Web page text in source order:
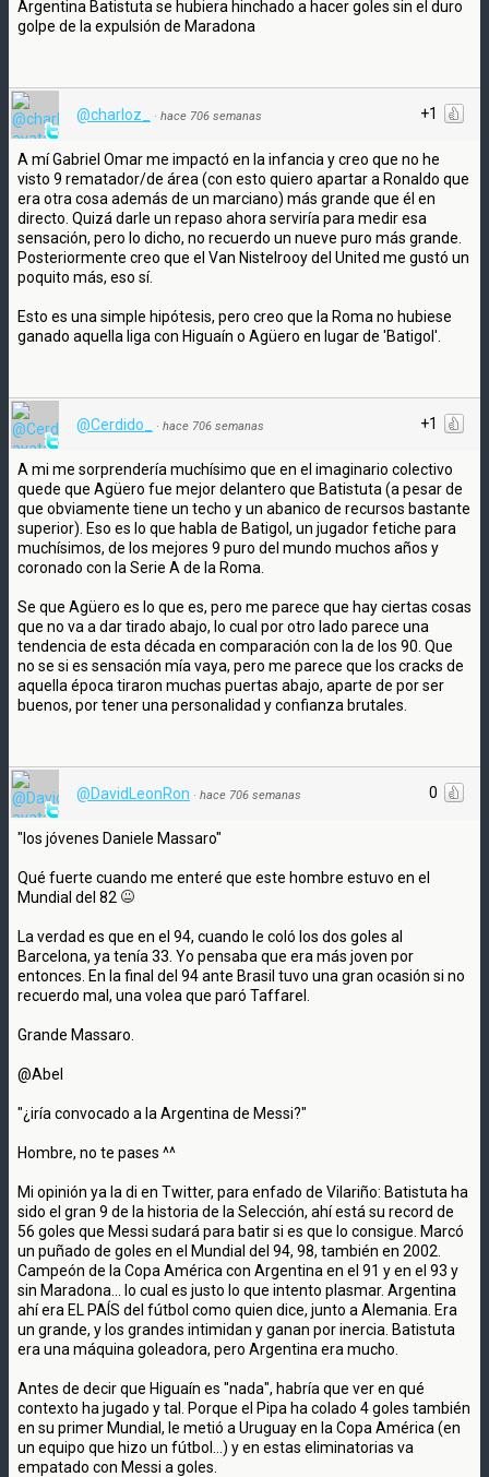
Argentina Batistuta se hubiera hinchado a hacer goles sin el duro
golpe de la expulsión de Maradona
+1
@charloz_ · hace 706 semanas
A mí Gabriel Omar me impactó en la infancia y creo que no he
visto 9 rematador/de área (con esto quiero apartar a Ronaldo que
era otra cosa además de un marciano) más grande que él en
directo. Quizá darle un repaso ahora serviría para medir esa
sensación, pero lo dicho, no recuerdo un nueve puro más grande.
Posteriormente creo que el Van Nistelrooy del United me gustó un
poquito más, eso sí.
Esto es una simple hipótesis, pero creo que la Roma no hubiese
ganado aquella liga con Higuaín o Agüero en lugar de 'Batigol'.
+1
@Cerdido_ · hace 706 semanas
A mi me sorprendería muchísimo que en el imaginario colectivo
quede que Agüero fue mejor delantero que Batistuta (a pesar de
que obviamente tiene un techo y un abanico de recursos bastante
superior). Eso es lo que habla de Batigol, un jugador fetiche para
muchísimos, de los mejores 9 puro del mundo muchos años y
coronado con la Serie A de la Roma.
Se que Agüero es lo que es, pero me parece que hay ciertas cosas
que no va a dar tirado abajo, lo cual por otro lado parece una
tendencia de esta década en comparación con la de los 90. Que
no se si es sensación mía vaya, pero me parece que los cracks de
aquella época tiraron muchas puertas abajo, aparte de por ser
buenos, por tener una personalidad y confianza brutales.
0
@DavidLeonRon · hace 706 semanas
"los jóvenes Daniele Massaro"
Qué fuerte cuando me enteré que este hombre estuvo en el
Mundial del 82
La verdad es que en el 94, cuando le coló los dos goles al
Barcelona, ya tenía 33. Yo pensaba que era más joven por
entonces. En la final del 94 ante Brasil tuvo una gran ocasión si no
recuerdo mal, una volea que paró Taffarel.
Grande Massaro.
@Abel
"¿iría convocado a la Argentina de Messi?"
Hombre, no te pases ^^
Mi opinión ya la di en Twitter, para enfado de Vilariño: Batistuta ha
sido el gran 9 de la historia de la Selección, ahí está su record de
56 goles que Messi sudará para batir si es que lo consigue. Marcó
un puñado de goles en el Mundial del 94, 98, también en 2002.
Campeón de la Copa América con Argentina en el 91 y en el 93 y
sin Maradona... lo cual es justo lo que intento plasmar. Argentina
ahí era EL PAÍS del fútbol como quien dice, junto a Alemania. Era
un grande, y los grandes intimidan y ganan por inercia. Batistuta
era una máquina goleadora, pero Argentina era mucho.
Antes de decir que Higuaín es "nada", habría que ver en qué
contexto ha jugado y tal. Porque el Pipa ha colado 4 goles también
en su primer Mundial, le metió a Uruguay en la Copa América (en
un equipo que hizo un fútbol...) y en estas eliminatorias va
empatado con Messi a goles.